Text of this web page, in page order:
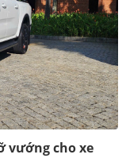
vướng cho xe